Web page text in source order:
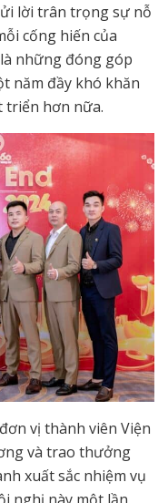
lời trân trọng sự nỗ
cống hiến của
những đóng góp
năm đầy khó khăn
triển hơn nữa.
vị thành viên Viện
và trao thưởng
xuất sắc nhiệm vụ